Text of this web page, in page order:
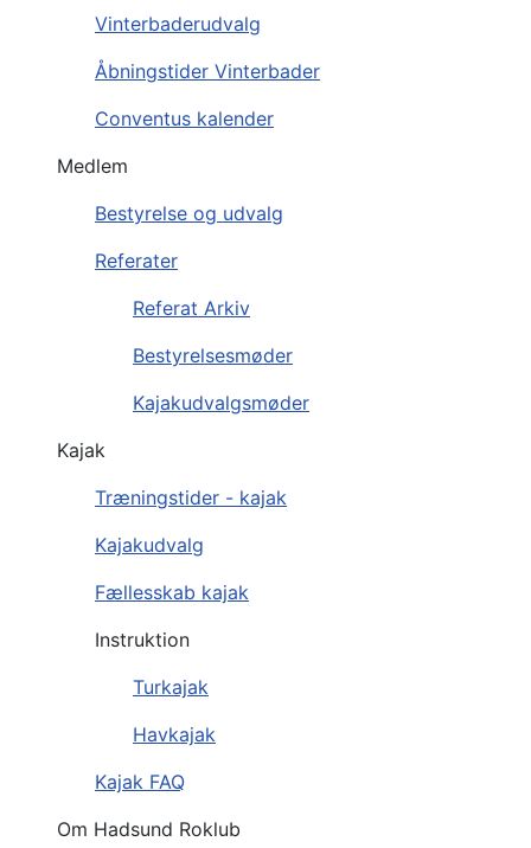
Vinterbaderudvalg
Åbningstider Vinterbader
Conventus kalender
Medlem
Bestyrelse og udvalg
Referater
Referat Arkiv
Bestyrelsesmøder
Kajakudvalgsmøder
Kajak
Træningstider - kajak
Kajakudvalg
Fællesskab kajak
Instruktion
Turkajak
Havkajak
Kajak FAQ
Om Hadsund Roklub